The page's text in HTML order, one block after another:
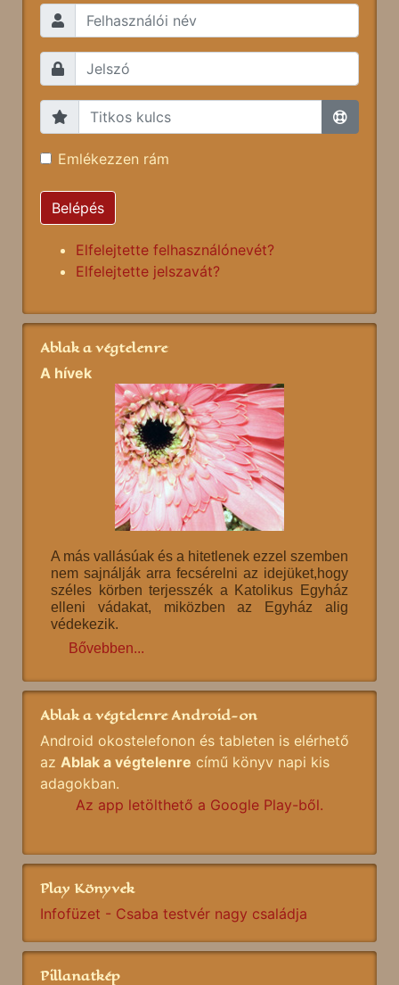
Emlékezzen rám
Belépés
Elfelejtette felhasználónevét?
Elfelejtette jelszavát?
Ablak a végtelenre
A hívek
A más vallásúak és a hitetlenek ezzel szemben
nem sajnálják arra fecsérelni az idejüket,hogy
széles körben terjesszék a Katolikus Egyház
elleni vádakat, miközben az Egyház alig
védekezik.
Bővebben...
Ablak a végtelenre Android-on
Android okostelefonon és tableten is elérhető
az Ablak a végtelenre című könyv napi kis
adagokban.
Az app letölthető a Google Play-ből.
Play Könyvek
Infofüzet - Csaba testvér nagy családja
Pillanatkép